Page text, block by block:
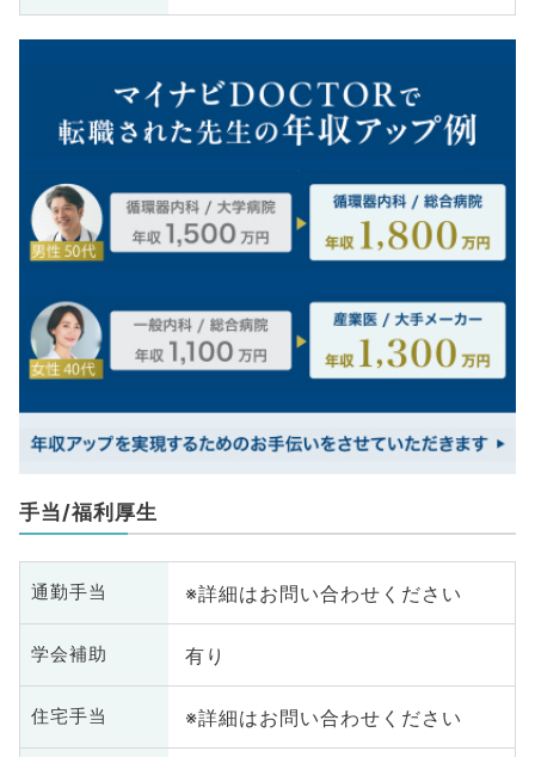
手当/福利厚生
通勤手当 ※詳細はお問い合わせください
学会補助 有り
住宅手当 ※詳細はお問い合わせください